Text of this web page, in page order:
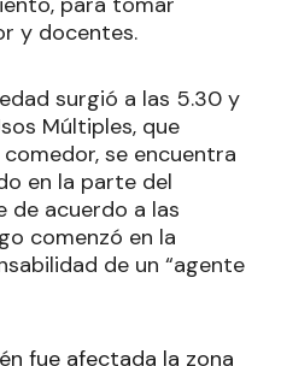
por el
Luis Ramírez Mendez,
para tomar
y docentes.
surgió a las 5.30 y
Múltiples, que
se encuentra
en la parte del
acuerdo a las
de un “agente